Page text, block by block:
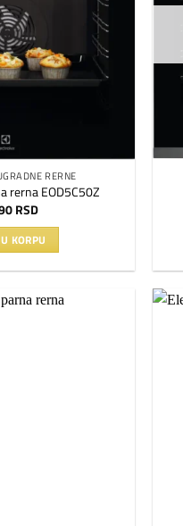
RERNE
rerna EOD5C50Z
RSD
KORPU